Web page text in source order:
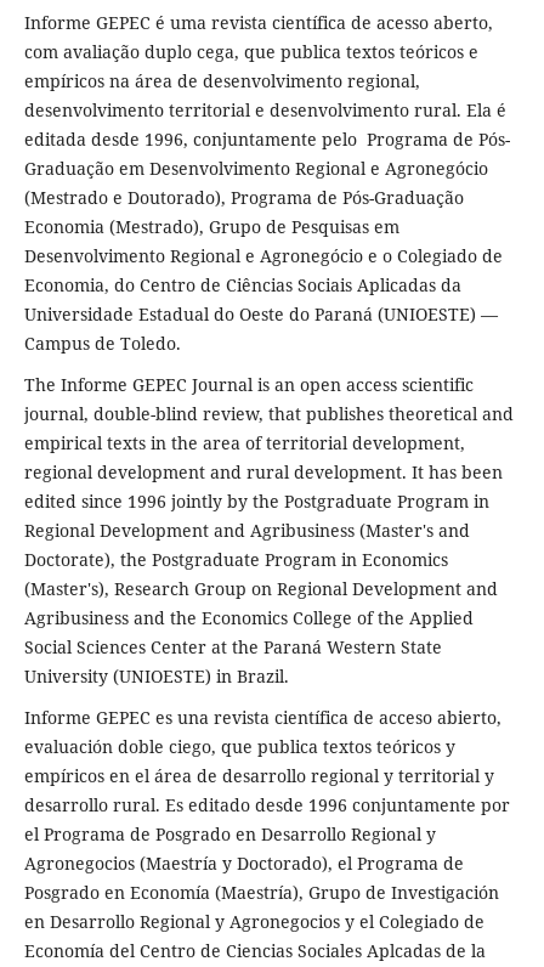
Informe GEPEC é uma revista científica de acesso aberto,
com avaliação duplo cega, que publica textos teóricos e
empíricos na área de desenvolvimento regional,
desenvolvimento territorial e desenvolvimento rural. Ela é
editada desde 1996, conjuntamente pelo Programa de Pós-
Graduação em Desenvolvimento Regional e Agronegócio
(Mestrado e Doutorado), Programa de Pós-Graduação
Economia (Mestrado), Grupo de Pesquisas em
Desenvolvimento Regional e Agronegócio e o Colegiado de
Economia, do Centro de Ciências Sociais Aplicadas da
Universidade Estadual do Oeste do Paraná (UNIOESTE) —
Campus de Toledo.
The Informe GEPEC Journal is an open access scientific
journal, double-blind review, that publishes theoretical and
empirical texts in the area of territorial development,
regional development and rural development. It has been
edited since 1996 jointly by the Postgraduate Program in
Regional Development and Agribusiness (Master's and
Doctorate), the Postgraduate Program in Economics
(Master's), Research Group on Regional Development and
Agribusiness and the Economics College of the Applied
Social Sciences Center at the Paraná Western State
University (UNIOESTE) in Brazil.
Informe GEPEC es una revista científica de acceso abierto,
evaluación doble ciego, que publica textos teóricos y
empíricos en el área de desarrollo regional y territorial y
desarrollo rural. Es editado desde 1996 conjuntamente por
el Programa de Posgrado en Desarrollo Regional y
Agronegocios (Maestría y Doctorado), el Programa de
Posgrado en Economía (Maestría), Grupo de Investigación
en Desarrollo Regional y Agronegocios y el Colegiado de
Economía del Centro de Ciencias Sociales Aplcadas de la